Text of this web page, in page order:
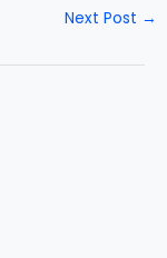
Next Post →